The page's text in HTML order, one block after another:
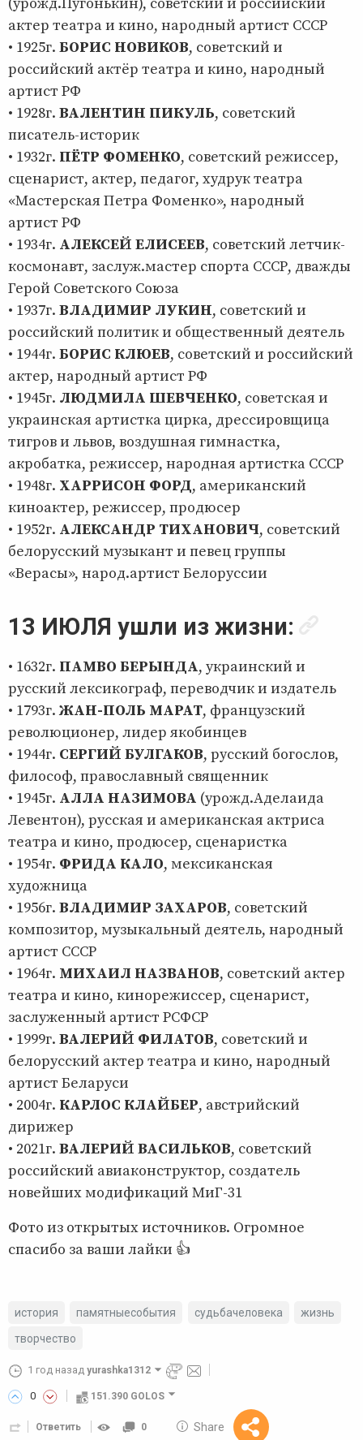
(урожд.Пугонькин), советский и российский
актер театра и кино, народный артист СССР
• 1925г. БОРИС НОВИКОВ, советский и
российский актёр театра и кино, народный
артист РФ
• 1928г. ВАЛЕНТИН ПИКУЛЬ, советский
писатель-историк
• 1932г. ПЁТР ФОМЕНКО, советский режиссер,
сценарист, актер, педагог, худрук театра
«Мастерская Петра Фоменко», народный
артист РФ
• 1934г. АЛЕКСЕЙ ЕЛИСЕЕВ, советский летчик-
космонавт, заслуж.мастер спорта СССР, дважды
Герой Советского Союза
• 1937г. ВЛАДИМИР ЛУКИН, советский и
российский политик и общественный деятель
• 1944г. БОРИС КЛЮЕВ, советский и российский
актер, народный артист РФ
• 1945г. ЛЮДМИЛА ШЕВЧЕНКО, советская и
украинская артистка цирка, дрессировщица
тигров и львов, воздушная гимнастка,
акробатка, режиссер, народная артистка СССР
• 1948г. ХАРРИСОН ФОРД, американский
киноактер, режиссер, продюсер
• 1952г. АЛЕКСАНДР ТИХАНОВИЧ, советский
белорусский музыкант и певец группы
«Верасы», народ.артист Белоруссии
13 ИЮЛЯ ушли из жизни:
• 1632г. ПАМВО БЕРЫНДА, украинский и
русский лексикограф, переводчик и издатель
• 1793г.ЖАН-ПОЛЬ МАРАТ, французский
революционер, лидер якобинцев
• 1944г. СЕРГИЙ БУЛГАКОВ, русский богослов,
философ, православный священник
• 1945г. АЛЛА НАЗИМОВА (урожд.Аделаида
Левентон), русская и американская актриса
театра и кино, продюсер, сценаристка
• 1954г. ФРИДА КАЛО, мексиканская
художница
• 1956г. ВЛАДИМИР ЗАХАРОВ, советский
композитор, музыкальный деятель, народный
артист СССР
• 1964г. МИХАИЛ НАЗВАНОВ, советский актер
театра и кино, кинорежиссер, сценарист,
заслуженный артист РСФСР
• 1999г. ВАЛЕРИЙ ФИЛАТОВ, советский и
белорусский актер театра и кино, народный
артист Беларуси
• 2004г. КАРЛОС КЛАЙБЕР, австрийский
дирижер
• 2021г. ВАЛЕРИЙ ВАСИЛЬКОВ, советский
российский авиаконструктор, создатель
новейших модификаций МиГ-31
Фото из открытых источников. Огромное
спасибо за ваши лайки 👍
история памятныесобытия судьбачеловека
жизнь
творчество
1 год назад yurashka1312
0 151.390 GOLOS
Ответить 0 Share
Reward
10 GOLOS